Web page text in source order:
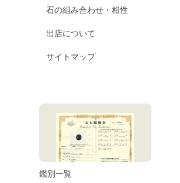
石の組み合わせ・相性
出店について
サイトマップ
鑑別一覧